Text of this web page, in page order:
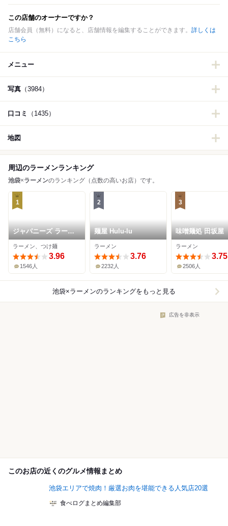
この店舗のオーナーですか？
店舗会員（無料）になると、店舗情報を編集することができます。 詳しくは
こちら
メニュー
写真 （3984）
口コミ （1435）
地図
周辺のラーメンランキング
池袋×ラーメンのランキング（点数の高いお店）です。
1
ジャパニーズ ラーメ
ン 五感
ラーメン、つけ麺
3.96
1546人
2
麺屋 Hulu-lu
ラーメン
3.76
2232人
3
味噌麺処 田坂屋
ラーメン
3.75
2506人
池袋×ラーメンのランキングをもっと見る
広告を非表示
このお店の近くのグルメ情報まとめ
池袋エリアで焼肉！厳選お肉を堪能できる人気店20選
食べログまとめ編集部